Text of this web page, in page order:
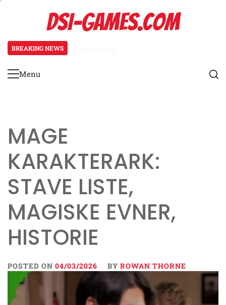
DSI-GAMES.COM
BREAKING NEWS
Primary
Menu
MAGE
KARAKTERARK:
STAVE LISTE,
MAGISKE EVNER,
HISTORIE
POSTED ON 04/03/2026 BY ROWAN THORNE